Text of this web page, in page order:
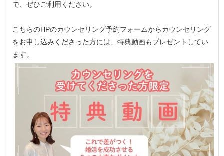
で、ぜひご利用ください。
こちらのHPのカウンセリング予約フォームからカウンセリング
をお申し込みくださった方には、特典動画もプレゼントしてい
ます。